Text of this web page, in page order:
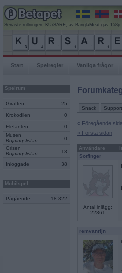
Senaste rullningen, KUrSARE, av BanglaMeat gav 158p
Start Spelregler Vanliga frågor
Spelrum
Giraffen 25
Krokodilen 0
Elefanten
0
Musen
Böjningslistan
0
Grisen
Böjningslistan
13
Inloggade 38
Mobilspel
Pågående 18 322
Snack Support
« Föregående sida
« Första sidan
Användare
Sotfinger
Antal inlägg:
22361
remvanrijn